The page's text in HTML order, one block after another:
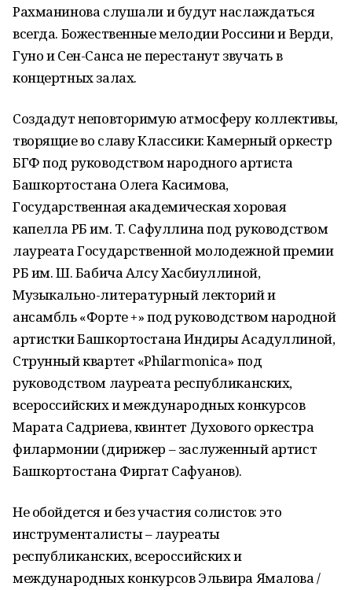
Рахманинова слушали и будут наслаждаться
всегда. Божественные мелодии Россини и Верди,
Гуно и Сен-Санса не перестанут звучать в
концертных залах.
Создадут неповторимую атмосферу коллективы,
творящие во славу Классики: Камерный оркестр
БГФ под руководством народного артиста
Башкортостана Олега Касимова,
Государственная академическая хоровая
капелла РБ им. Т. Сафуллина под руководством
лауреата Государственной молодежной премии
РБ им. Ш. Бабича Алсу Хасбиуллиной,
Музыкально-литературный лекторий и
ансамбль «Форте +» под руководством народной
артистки Башкортостана Индиры Асадуллиной,
Струнный квартет «Philarmonica» под
руководством лауреата республиканских,
всероссийских и международных конкурсов
Марата Садриева, квинтет Духового оркестра
филармонии (дирижер – заслуженный артист
Башкортостана Фиргат Сафуанов).
Не обойдется и без участия солистов: это
инструменталисты – лауреаты
республиканских, всероссийских и
международных конкурсов Эльвира Ямалова /